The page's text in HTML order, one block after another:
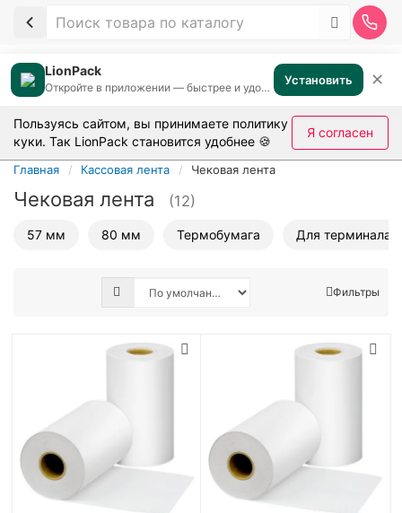
LionPack
Откройте в приложении — быстрее и удобнее Установить ✕
Пользуясь сайтом, вы принимаете политику
куки. Так LionPack становится удобнее 🍪
Я согласен
Главная Кассовая лента Чековая лента
Чековая лента (12)
57 мм 80 мм Термобумага Для терминала
Фильтры